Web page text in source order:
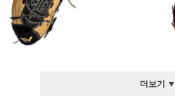
더보기 ▼